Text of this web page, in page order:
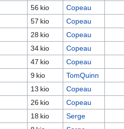
56 kio Copeau
57 kio Copeau
28 kio Copeau
34 kio Copeau
47 kio Copeau
9 kio TomQuinn
13 kio Copeau
26 kio Copeau
18 kio Serge